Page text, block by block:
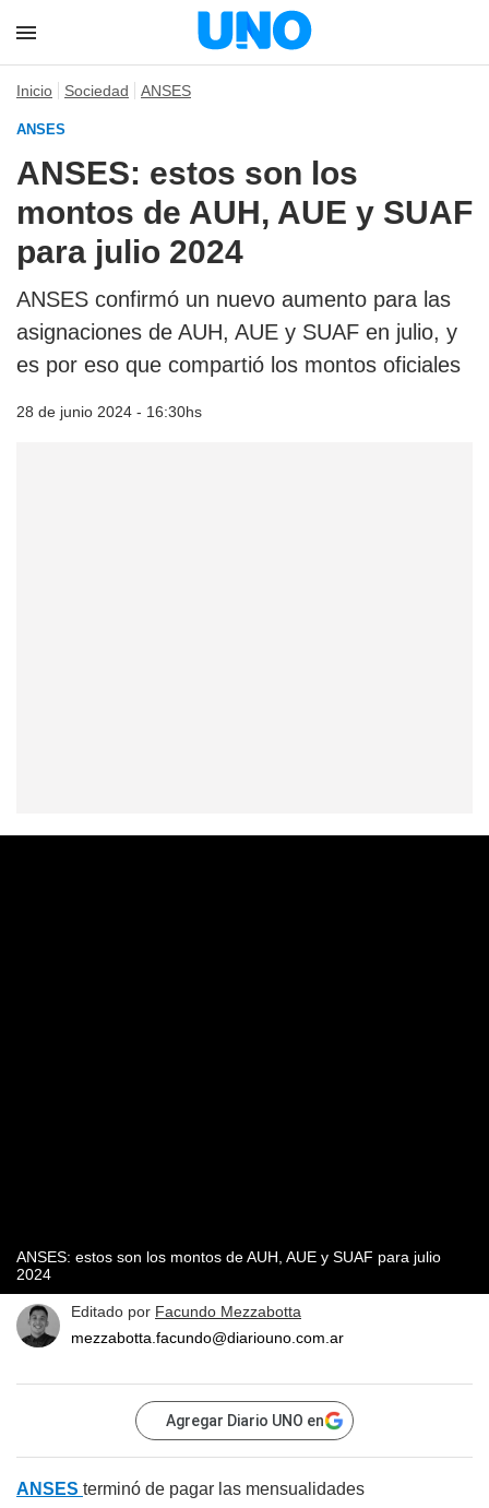
Inicio Sociedad ANSES
ANSES
ANSES: estos son los
montos de AUH, AUE y SUAF
para julio 2024
ANSES confirmó un nuevo aumento para las
asignaciones de AUH, AUE y SUAF en julio, y
es por eso que compartió los montos oficiales
28 de junio 2024 - 16:30hs
ANSES: estos son los montos de AUH, AUE y SUAF para julio
2024
Editado por Facundo Mezzabotta
mezzabotta.facundo@diariouno.com.ar
Agregar Diario UNO en
ANSES terminó de pagar las mensualidades